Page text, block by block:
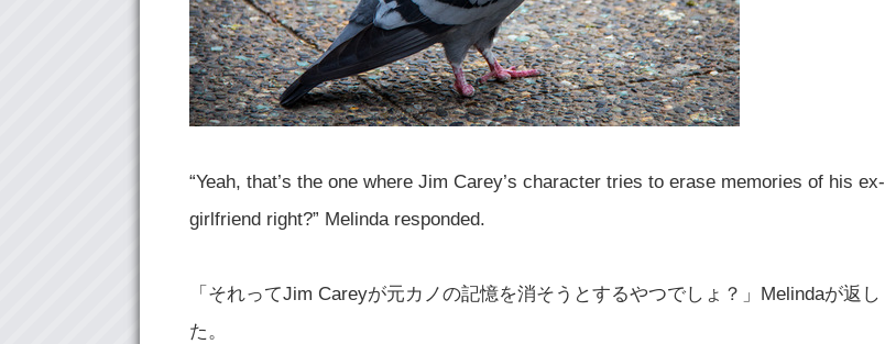
“Yeah, that’s the one where Jim Carey’s character tries to erase memories of his ex-
girlfriend right?” Melinda responded.
「それってJim Careyが元カノの記憶を消そうとするやつでしょ？」Melindaが返し
た。